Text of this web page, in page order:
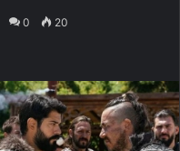
0 20